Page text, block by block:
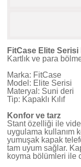
FitCase Elite Serisi
Kartlık ve para
Marka: FitCase
Model: Elite Serisi
Materyal: Suni deri
Tip: Kapaklı Kılıf
Konfor ve tarz
Stant özelliği ile
uygulama kullanım
yumuşak kapak
tam uyum sağlar.
koyma bölümleri ile